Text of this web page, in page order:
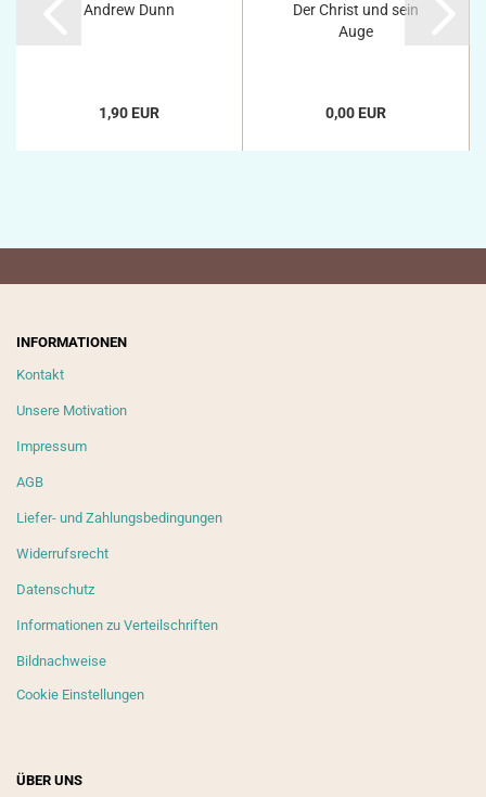
Andrew Dunn
1,90 EUR
Der Christ und sein
Auge
0,00 EUR
INFORMATIONEN
Kontakt
Unsere Motivation
Impressum
AGB
Liefer- und Zahlungsbedingungen
Widerrufsrecht
Datenschutz
Informationen zu Verteilschriften
Bildnachweise
Cookie Einstellungen
ÜBER UNS